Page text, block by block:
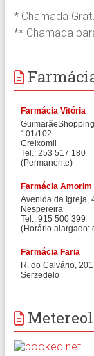
* Chamada
** Chamada